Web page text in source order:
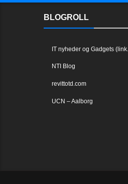
BLOGROLL
IT nyheder og Gadgets
NTI Blog
revittotd.com
UCN – Aalborg